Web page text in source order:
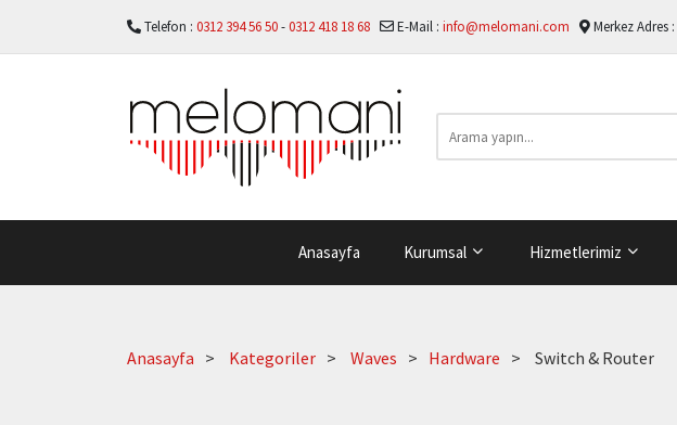
Telefon : 0312 394 56 50-0312 418 18 68 E-Mail : info@melomani.com Merkez Adres :
Anasayfa Kurumsal Hizmetlerimiz
Anasayfa Kategoriler Waves Hardware Switch & Router